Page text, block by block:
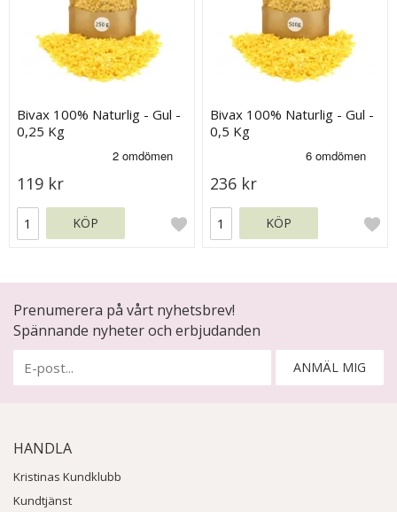
Bivax 100% Naturlig - Gul -
0,25 Kg
119 kr
KÖP
Bivax 100% Naturlig - Gul -
0,5 Kg
236 kr
KÖP
Prenumerera på vårt nyhetsbrev!
Spännande nyheter och erbjudanden
ANMÄL MIG
HANDLA
Kristinas Kundklubb
Kundtjänst